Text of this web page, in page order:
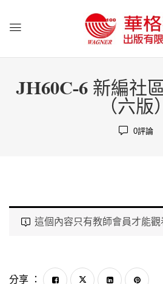
JH60C-6 新編社
（六版）
0評論
這個內容只有教師會員才能觀
分享 ：